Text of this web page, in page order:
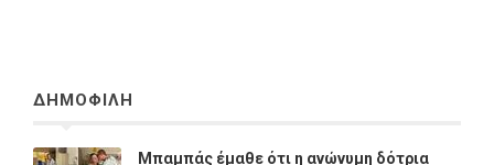
ΔΗΜΟΦΙΛΗ
Μπαμπάς έμαθε ότι η ανώνυμη δότρια